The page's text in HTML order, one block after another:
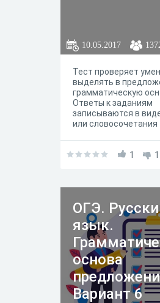
10.05.2017
Тест проверяет
выделять в
грамматическую
Ответы к заданиям
записываются в
или
1 1
ОГЭ.
язык.
основа
Вариант 6